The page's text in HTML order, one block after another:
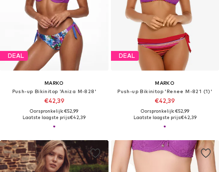
DEAL
MARKO
Push-up Bikinitop 'Aniza M-828'
€42,39
Oorspronkelijk: €52,99
Laatste laagste prijs:€42,39
DEAL
MARKO
Push-up Bikinitop 'Renee M-821 (1)'
€42,39
Oorspronkelijk: €52,99
Laatste laagste prijs:€42,39